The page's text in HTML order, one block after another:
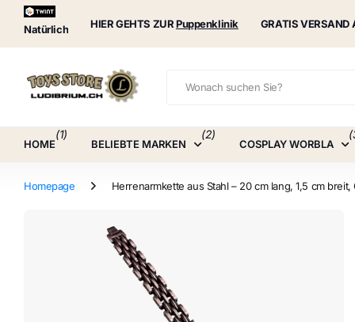
Natürlich HIER GEHTS ZURPuppenklinik
Puppenklinik GRATIS VERSAND
HOME
(1)
BELIEBTE MARKEN
(2)
COSPLAY WORBLA
Homepage Herrenarmkette aus Stahl – 20 cm lang, 1,5 cm